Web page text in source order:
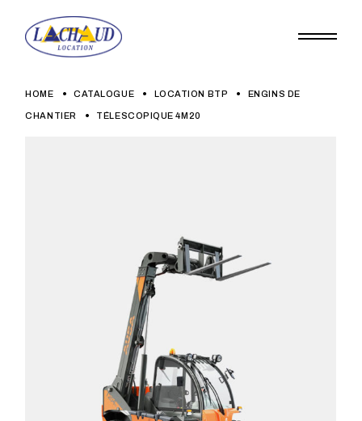
content
HOME CATALOGUE LOCATION BTP ENGINS DE
CHANTIER TÉLESCOPIQUE 4M20